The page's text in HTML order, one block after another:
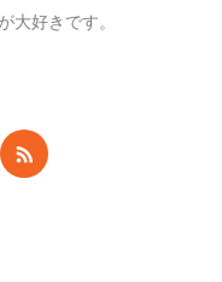
大好きです。